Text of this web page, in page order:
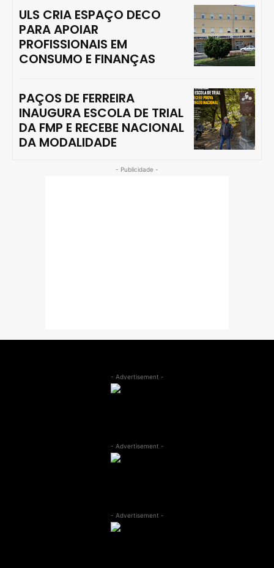
ULS CRIA ESPAÇO DECO
PARA APOIAR
PROFISSIONAIS EM
CONSUMO E FINANÇAS
PAÇOS DE FERREIRA
INAUGURA ESCOLA DE TRIAL
DA FMP E RECEBE NACIONAL
DA MODALIDADE
- Publicidade -
- Advertisement -
- Advertisement -
- Advertisement -